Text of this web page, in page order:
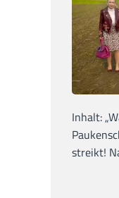
Inhalt:
streikt!